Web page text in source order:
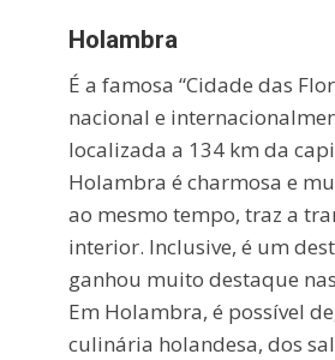
Holambra
É a famosa “Cidade das
nacional e
localizada a 134 km da
Holambra é charmosa e
ao mesmo tempo, traz a
interior. Inclusive, é um
ganhou muito destaque
Em Holambra, é possível
culinária holandesa, dos